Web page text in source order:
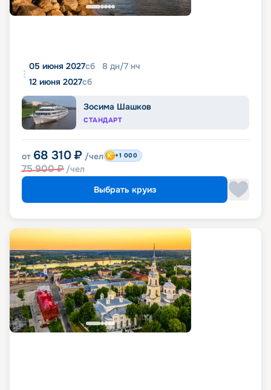
05 июня 2027сб 8 дн/7 нч
12 июня 2027сб
Зосима Шашков
СТАНДАРТ
от 68 310 ₽ /чел
75 900₽ /чел
+1 000
Выбрать круиз